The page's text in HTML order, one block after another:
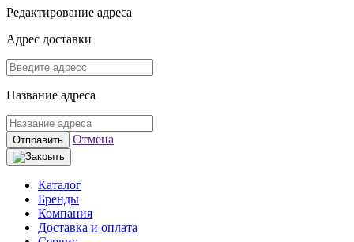
Редактирование адреса
Адрес доставки
Название адреса
Отправить Отмена
Каталог
Бренды
Компания
Доставка и оплата